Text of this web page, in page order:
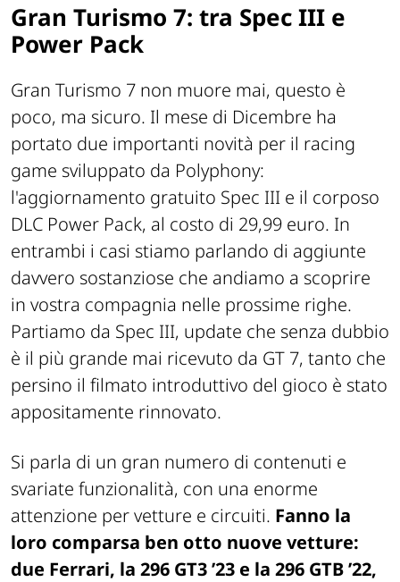
Gran Turismo 7: tra Spec III e
Power Pack
Gran Turismo 7 non muore mai, questo è
poco, ma sicuro. Il mese di Dicembre ha
portato due importanti novità per il racing
game sviluppato da Polyphony:
l'aggiornamento gratuito Spec III e il corposo
DLC Power Pack, al costo di 29,99 euro. In
entrambi i casi stiamo parlando di aggiunte
davvero sostanziose che andiamo a scoprire
in vostra compagnia nelle prossime righe.
Partiamo da Spec III, update che senza dubbio
è il più grande mai ricevuto da GT 7, tanto che
persino il filmato introduttivo del gioco è stato
appositamente rinnovato.
Si parla di un gran numero di contenuti e
svariate funzionalità, con una enorme
attenzione per vetture e circuiti. Fanno la
loro comparsa ben otto nuove vetture:
due Ferrari, la 296 GT3 ’23 e la 296 GTB ’22,